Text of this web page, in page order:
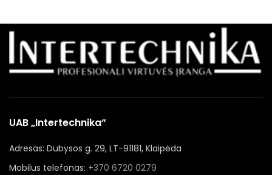
UAB „Intertechnika“
Adresas: Dubysos g. 29, LT-91181, Klaipėda
Mobilus telefonas: +370 6720 0279